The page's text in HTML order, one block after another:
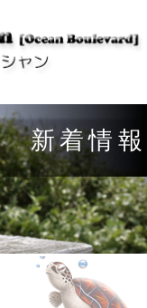
新着情 報